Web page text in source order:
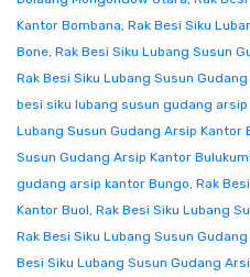
Kantor Bombana, Rak Besi Siku
Bone, Rak Besi Siku Lubang Susun
Rak Besi Siku Lubang Susun
besi siku lubang susun gudang
Lubang Susun Gudang Arsip Kantor
Susun Gudang Arsip Kantor
gudang arsip kantor Bungo, Rak
Kantor Buol, Rak Besi Siku Lubang
Rak Besi Siku Lubang Susun
Besi Siku Lubang Susun Gudang